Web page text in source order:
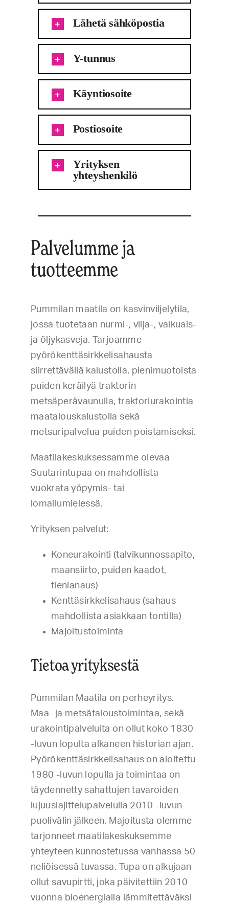
Lähetä sähköpostia
Y-tunnus
Käyntiosoite
Postiosoite
Yrityksen
yhteyshenkilö
Palvelumme ja
tuotteemme
Pummilan maatila on kasvinviljelytila,
jossa tuotetaan nurmi-, vilja-, valkuais-
ja öljykasveja. Tarjoamme
pyörökenttäsirkkelisahausta
siirrettävällä kalustolla, pienimuotoista
puiden keräilyä traktorin
metsäperävaunulla, traktoriurakointia
maatalouskalustolla sekä
metsuripalvelua puiden poistamiseksi.
Maatilakeskuksessamme olevaa
Suutarintupaa on mahdollista
vuokrata yöpymis- tai
lomailumielessä.
Yrityksen palvelut:
Koneurakointi (talvikunnossapito,
maansiirto, puiden kaadot,
tienlanaus)
Kenttäsirkkelisahaus (sahaus
mahdollista asiakkaan tontilla)
Majoitustoiminta
Tietoa yrityksestä
Pummilan Maatila on perheyritys.
Maa- ja metsätaloustoimintaa, sekä
urakointipalveluita on ollut koko 1830
-luvun lopulta alkaneen historian ajan.
Pyörökenttäsirkkelisahaus on aloitettu
1980 -luvun lopulla ja toimintaa on
täydennetty sahattujen tavaroiden
lujuuslajittelupalvelulla 2010 -luvun
puolivälin jälkeen. Majoitusta olemme
tarjonneet maatilakeskuksemme
yhteyteen kunnostetussa vanhassa 50
neliöisessä tuvassa. Tupa on alkujaan
ollut savupirtti, joka päivitettiin 2010
vuonna bioenergialla lämmitettäväksi